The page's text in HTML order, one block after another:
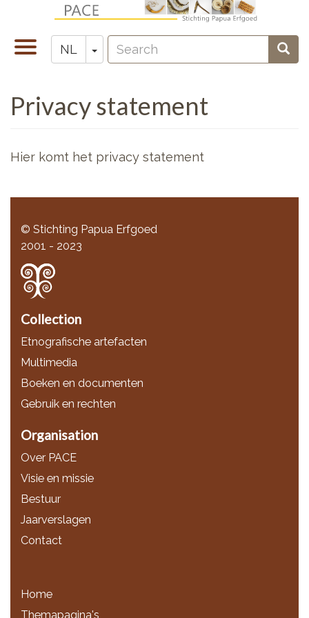
naar
gaan
Navigatie
wisselen
NL Toggle Dropdown
Zoeken
Search
Privacy statement
Hier komt het privacy statement
© Stichting Papua Erfgoed
2001 - 2023
Collection
Etnografische artefacten
Multimedia
Boeken en documenten
Gebruik en rechten
Organisation
Over PACE
Visie en missie
Bestuur
Jaarverslagen
Contact
Home
Themapagina's